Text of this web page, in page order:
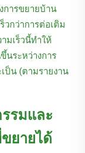
การขยายบ้าน
วกว่าการต่อเติม
มเร็วนี้ทำให้
นระหว่างการ
ป็น (ตามรายงาน
รมและ
ยายได้